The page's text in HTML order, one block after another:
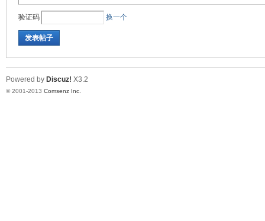
验证码 换一个
发表帖子
Powered by Discuz! X3.2
© 2001-2013 Comsenz Inc.